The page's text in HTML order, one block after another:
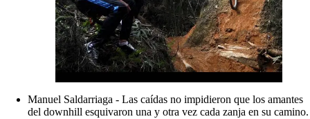
Manuel Saldarriaga - Las caídas no impidieron que los amantes
del downhill esquivaron una y otra vez cada zanja en su camino.